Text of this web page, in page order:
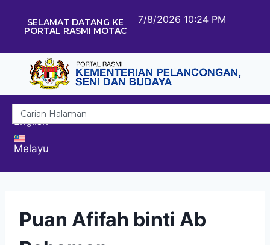
SELAMAT DATANG KE
PORTAL RASMI MOTAC
7/8/2026 10:24 PM
English
Melayu
Puan Afifah binti Ab